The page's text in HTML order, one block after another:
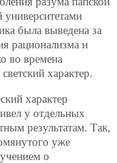
была выведена за
рационализма и
во времена
характер.
характер
у отдельных
результатам. Так,
уже
о